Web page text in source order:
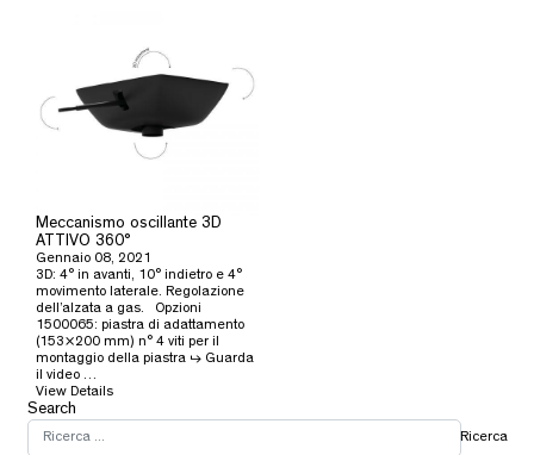
Meccanismo oscillante 3D
ATTIVO 360°
Gennaio 08, 2021
3D: 4° in avanti, 10° indietro e 4°
movimento laterale. Regolazione
dell’alzata a gas. Opzioni
1500065: piastra di adattamento
(153×200 mm) n° 4 viti per il
montaggio della piastra ↳ Guarda
il video …
View Details
Search
Ricerca